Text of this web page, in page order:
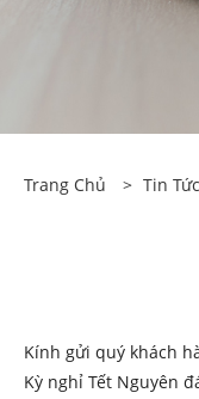
Trang Chủ > Tin Tức
Kính gửi quý khách
Kỳ nghỉ Tết Nguyên